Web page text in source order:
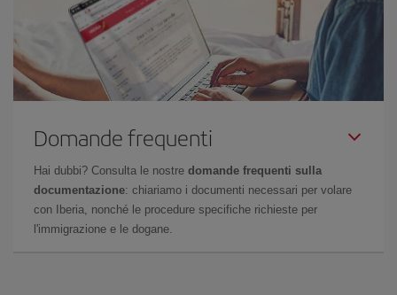
Domande frequenti
Hai dubbi? Consulta le nostre domande frequenti sulla
documentazione: chiariamo i documenti necessari per volare
con Iberia, nonché le procedure specifiche richieste per
l'immigrazione e le dogane.